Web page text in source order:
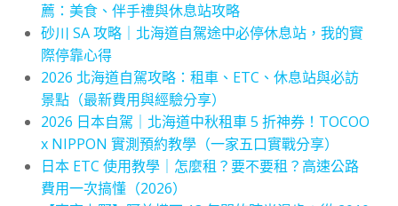
薦：美食、伴手禮與休息站攻略
砂川 SA 攻略｜北海道自駕途中必停休息站，我的實
際停靠心得
2026 北海道自駕攻略：租車、ETC、休息站與必訪
景點（最新費用與經驗分享）
2026 日本自駕｜北海道中秋租車 5 折神券！TOCOO
x NIPPON 實測預約教學（一家五口實戰分享）
日本 ETC 使用教學｜怎麼租？要不要租？高速公路
費用一次搞懂（2026）